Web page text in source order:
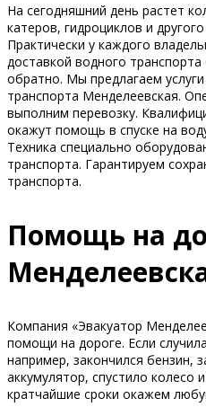
На сегодняшний день растет
катеров, гидроциклов и
Практически у каждого
доставкой водного
обратно. Мы предлагаем
транспорта Менделеевская.
выполним перевозку.
окажут помощь в спуске на
Техника специально
транспорта. Гарантируем
транспорта.
Помощь на
Компания «Эвакуатор
помощи на дороге. Если
например, закончился бензин,
аккумулятор, спустило колесо
кратчайшие сроки окажем